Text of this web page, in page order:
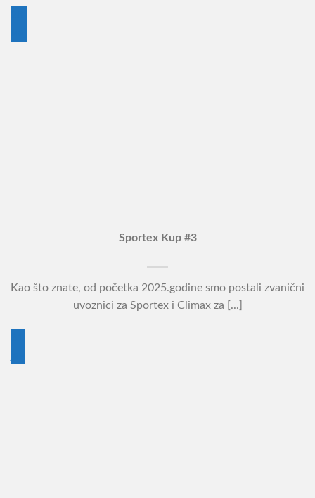
Sportex Kup #3
Kao što znate, od početka 2025.godine smo postali zvanični
uvoznici za Sportex i Climax za [...]